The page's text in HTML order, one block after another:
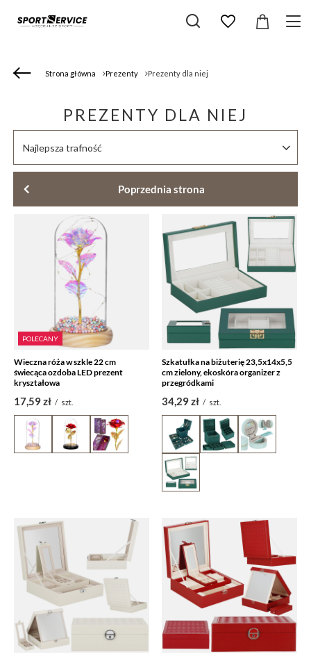
Strona główna Prezenty Prezenty dla niej
PREZENTY DLA NIEJ
Zmień sortowanie
Najlepsza trafność
Poprzednia strona
POLECANY
Wieczna róża w szkle 22 cm
świecąca ozdoba LED prezent
kryształowa
17,59 zł / szt.
Szkatułka na biżuterię 23,5x14x5,5
cm zielony, ekoskóra organizer z
przegródkami
34,29 zł / szt.